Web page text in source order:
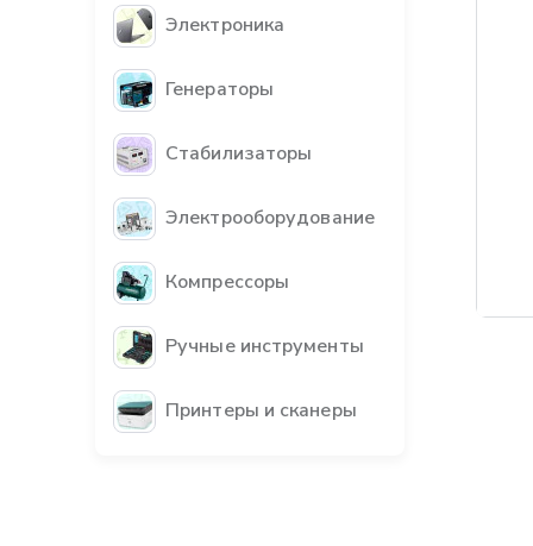
Электроника
Генераторы
Стабилизаторы
Электрооборудование
Компрессоры
Ручные инструменты
Принтеры и сканеры